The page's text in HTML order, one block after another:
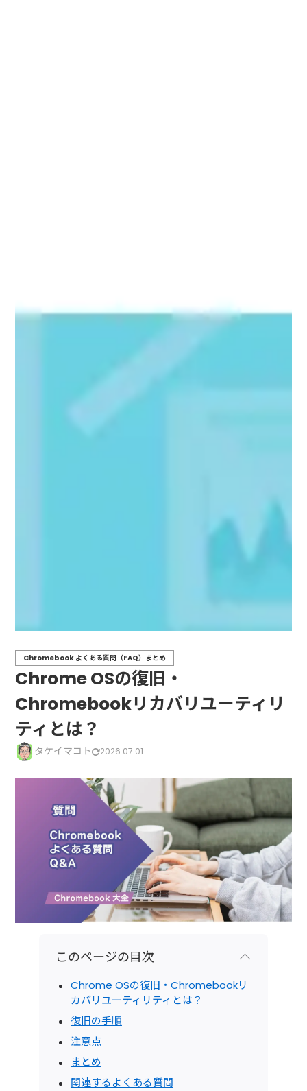
Chrome OSの復旧・
Chromebookリカバリユーティリ
ティとは？
タケイマコト 2026.07.01
Chromebook よくある質問（FAQ）まとめ
このページの目次
Chrome OSの復旧・Chromebookリ
カバリユーティリティとは？
復旧の手順
注意点
まとめ
関連するよくある質問